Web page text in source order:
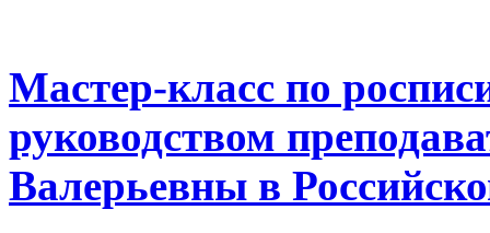
Мастер-класс по
руководством
Валерьевны в